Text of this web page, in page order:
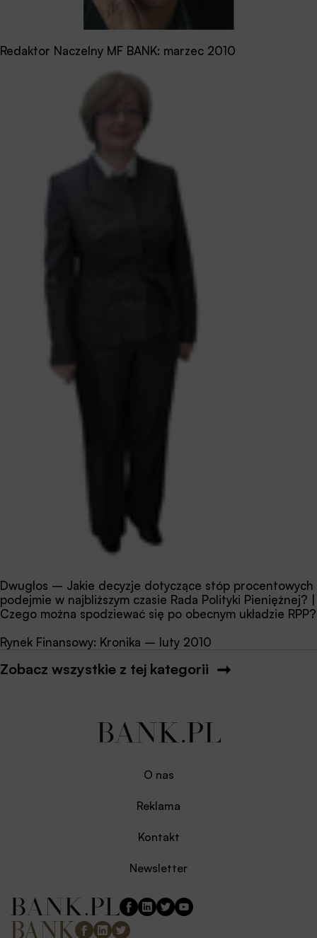
Redaktor Naczelny MF BANK: marzec 2010
Dwugłos – Jakie decyzje dotyczące stóp procentowych
podejmie w najbliższym czasie Rada Polityki Pieniężnej? |
Czego można spodziewać się po obecnym układzie RPP?
Rynek Finansowy: Kronika – luty 2010
Zobacz wszystkie z tej kategorii
O nas
Reklama
Kontakt
Newsletter